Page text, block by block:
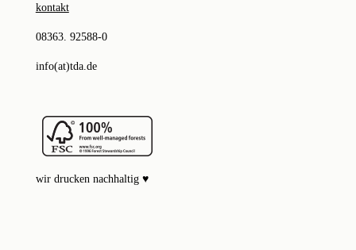
kontakt
08363. 92588-0
info(at)tda.de
wir drucken nachhaltig ♥